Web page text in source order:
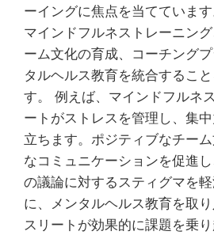
ーイングに焦点を当てています
マインドフルネストレーニン
ーム文化の育成、コーチング
タルヘルス教育を統合するこ
す。 例えば、マインドフルネ
ートがストレスを管理し、集
立ちます。ポジティブなチー
なコミュニケーションを促進
の議論に対するスティグマを
に、メンタルヘルス教育を取
スリートが効果的に課題を乗